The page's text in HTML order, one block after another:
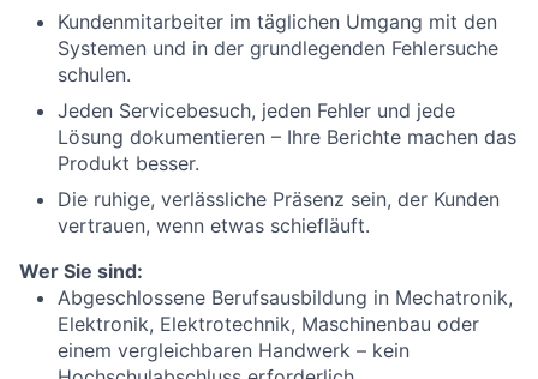
Kundenmitarbeiter im täglichen Umgang mit den
Systemen und in der grundlegenden Fehlersuche
schulen.
Jeden Servicebesuch, jeden Fehler und jede
Lösung dokumentieren – Ihre Berichte machen das
Produkt besser.
Die ruhige, verlässliche Präsenz sein, der Kunden
vertrauen, wenn etwas schiefläuft.
Wer Sie sind:
Abgeschlossene Berufsausbildung in Mechatronik,
Elektronik, Elektrotechnik, Maschinenbau oder
einem vergleichbaren Handwerk – kein